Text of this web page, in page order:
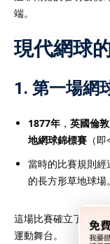
端。
現代網球
1. 第一場網
1877年 ， 英國倫
地網球錦標賽 （
當時的比賽規則
的長方形草地球場。
這場比賽確立了現代
運動舞台。